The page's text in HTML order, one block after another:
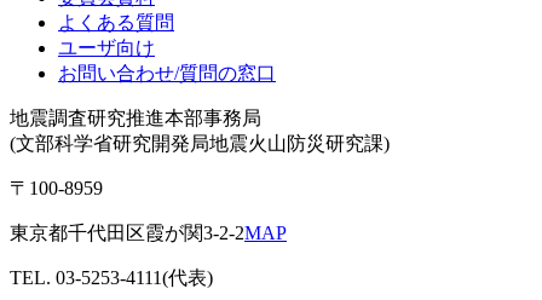
よくある質問
ユーザ向け
お問い合わせ/質問の窓口
地震調査研究推進本部事務局
(文部科学省研究開発局地震火山防災研究課)
〒100-8959
東京都千代田区霞が関3-2-2MAP
TEL. 03-5253-4111(代表)